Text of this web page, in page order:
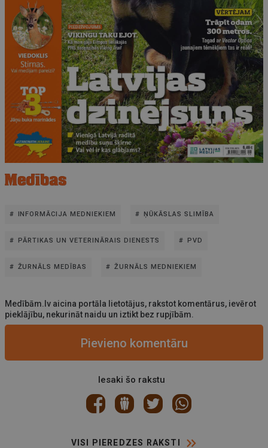
INFORMĀCIJA MEDNIEKIEM ŅŪKĀSLAS SLIMĪBA
PĀRTIKAS UN VETERINĀRAIS DIENESTS PVD
ŽURNĀLS MEDĪBAS ŽURNĀLS MEDNIEKIEM
Medībām.lv aicina portāla lietotājus, rakstot komentārus, ievērot
pieklājību, nekurināt naidu un iztikt bez rupjībām.
Pievieno komentāru
Iesaki šo rakstu
VISI PIEREDZES RAKSTI